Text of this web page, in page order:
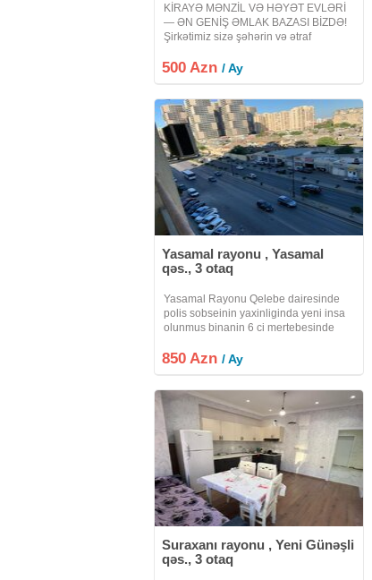
KİRAYƏ MƏNZİL VƏ HƏYƏT EVLƏRİ
— ƏN GENİŞ ƏMLAK BAZASI BİZDƏ!
Şirkətimiz sizə şəhərin və ətraf
həyət evlərini təqdim edir. Bizdə
bazarda hər yerdə olmayan, xüsusi və
500 Azn/ Ay
Yasamal rayonu , Yasamal
qəs., 3 otaq
Yasamal Rayonu Qelebe dairesinde
polis sobseinin yaxinliginda yeni insa
olunmus binanin 6 ci mertebesinde
otaqli 135 kv tam temirli esyasiz menzil
850 Azn/ Ay
Suraxanı rayonu , Yeni Günəşli
qəs., 3 otaq